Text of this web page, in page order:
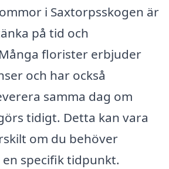
i Saxtorpsskogen är
på tid och
florister erbjuder
och har också
samma dag om
tidigt. Detta kan vara
om du behöver
specifik tidpunkt.